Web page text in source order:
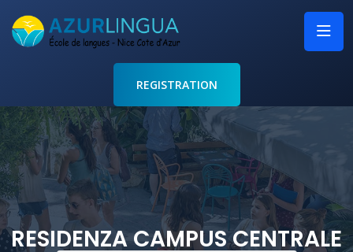
REGISTRATION
RESIDENZA CAMPUS CENTRALE